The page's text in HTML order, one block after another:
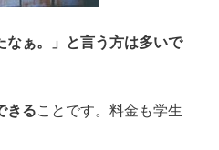
なぁ。」と言う方は多いで
きることです。料金も学生